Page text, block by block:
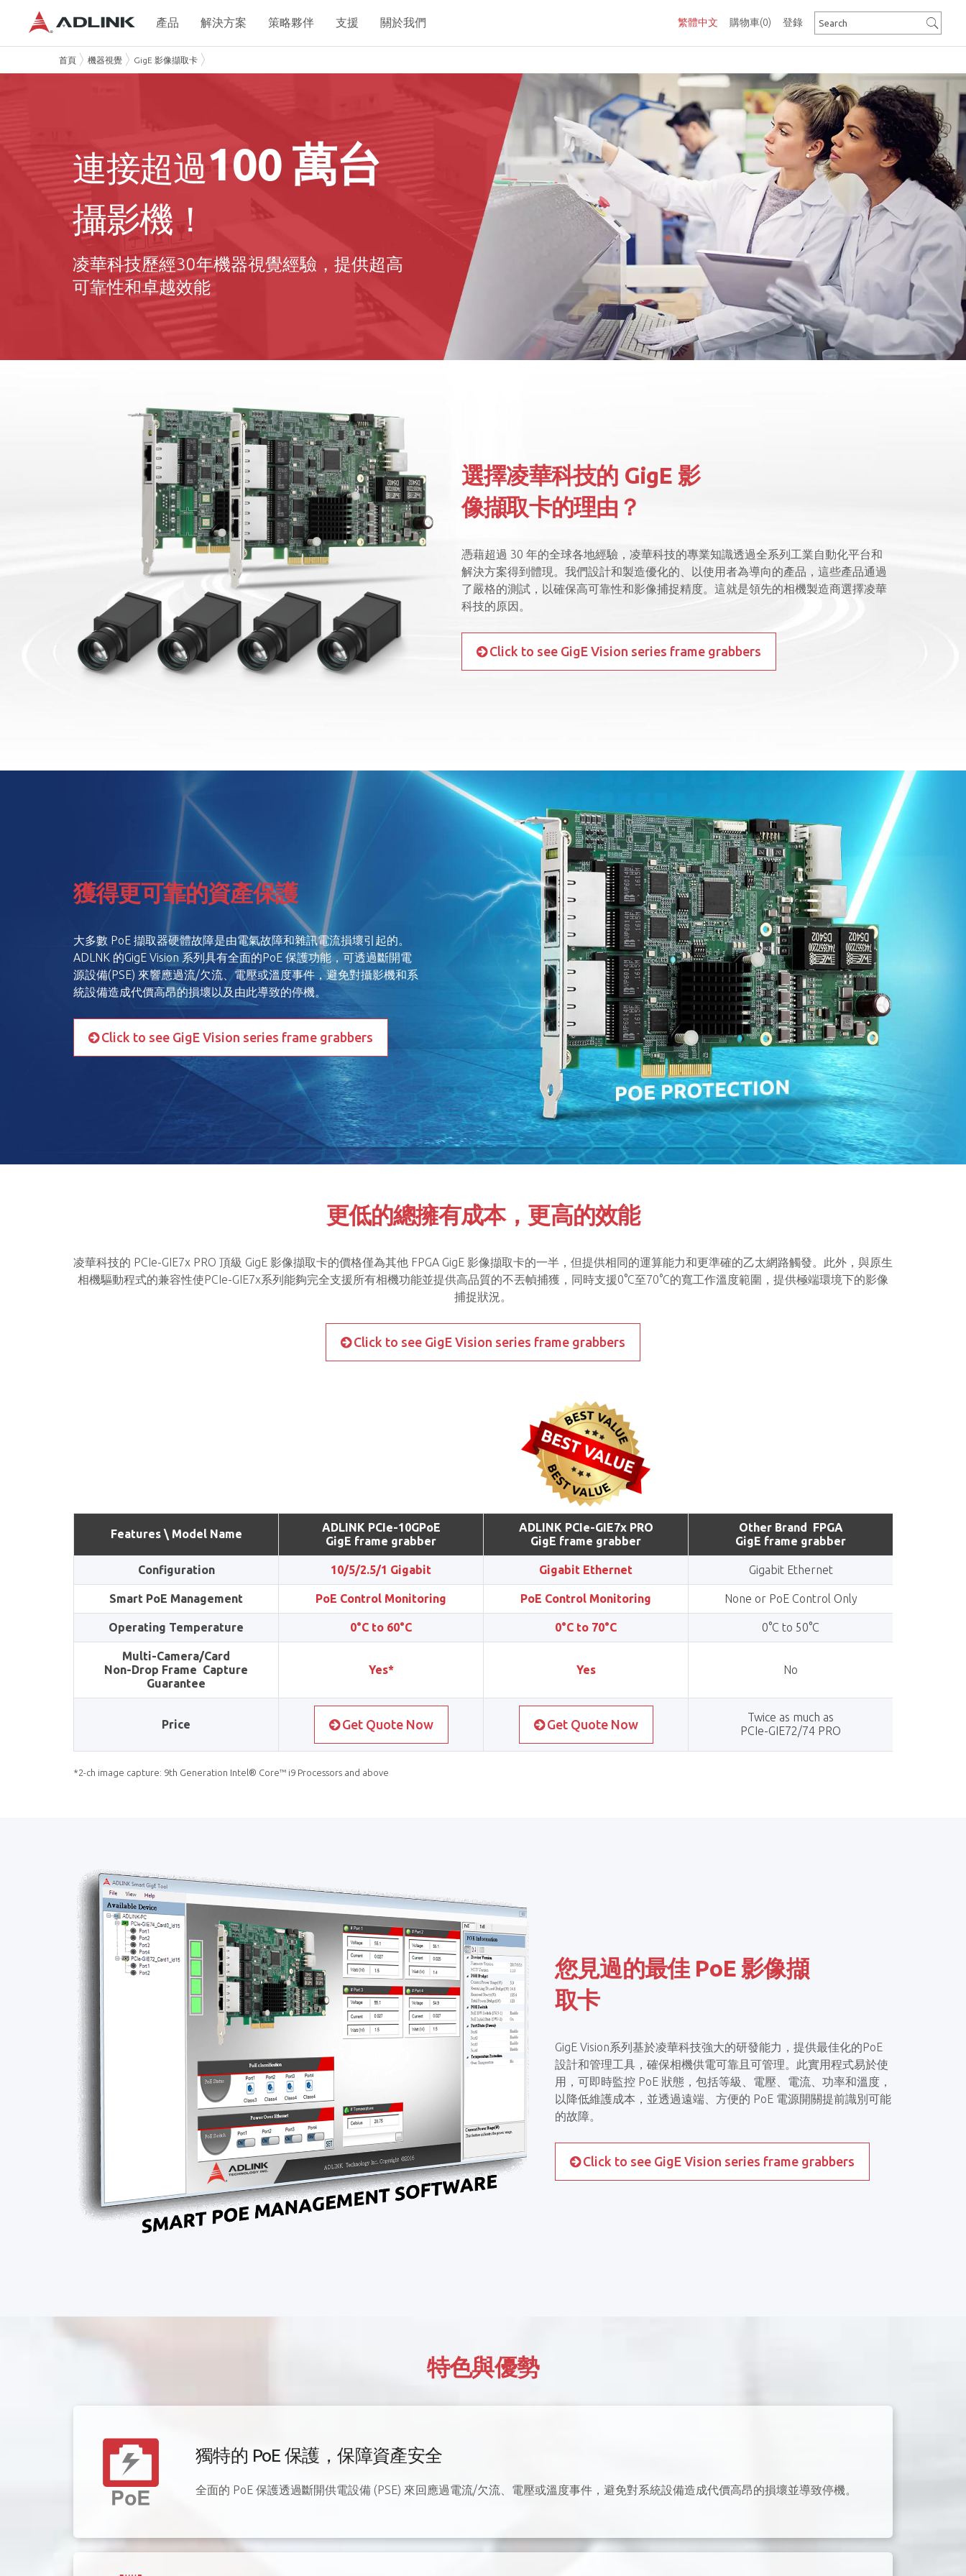
購物車(0)
繁體中文 登錄
產品 解決方案 策略夥伴 支援 關於我們
首頁 機器視覺 GigE 影像擷取卡
連接超過100 萬台
攝影機！
凌華科技歷經30年機器視覺經驗，提供超高
可靠性和卓越效能
選擇凌華科技的 GigE 影
像擷取卡的理由？
憑藉超過 30 年的全球各地經驗，凌華科技的專業知識透過全系列工業自動化平台和
解決方案得到體現。我們設計和製造優化的、以使用者為導向的產品，這些產品通過
了嚴格的測試，以確保高可靠性和影像捕捉精度。這就是領先的相機製造商選擇凌華
科技的原因。
Click to see GigE Vision series frame grabbers
獲得更可靠的資產保護
大多數 PoE 擷取器硬體故障是由電氣故障和雜訊電流損壞引起的。
ADLNK 的GigE Vision 系列具有全面的PoE 保護功能，可透過斷開電
源設備(PSE) 來響應過流/欠流、電壓或溫度事件，避免對攝影機和系
統設備造成代價高昂的損壞以及由此導致的停機。
Click to see GigE Vision series frame grabbers
更低的總擁有成本，更高的效能
凌華科技的 PCIe-GIE7x PRO 頂級 GigE 影像擷取卡的價格僅為其他 FPGA GigE 影像擷取卡的一半，但提供相同的運算能力和更準確的乙太網路觸發。此外，與原生
相機驅動程式的兼容性使PCIe-GIE7x系列能夠完全支援所有相機功能並提供高品質的不丟幀捕獲，同時支援0°C至70°C的寬工作溫度範圍，提供極端環境下的影像
捕捉狀況。
Click to see GigE Vision series frame grabbers
Features \ Model Name
ADLINK PCIe-10GPoE
GigE frame grabber
ADLINK PCIe-GIE7x PRO
GigE frame grabber
Other Brand FPGA
GigE frame grabber
Configuration 10/5/2.5/1 Gigabit Gigabit Ethernet Gigabit Ethernet
Smart PoE Management PoE Control Monitoring PoE Control Monitoring None or PoE Control Only
Operating Temperature 0°C to 60°C 0°C to 70°C 0°C to 50°C
Multi-Camera/Card
Non-Drop Frame Capture
Guarantee
Yes* Yes No
Price Get Quote Now Get Quote Now
Twice as much as
PCIe-GIE72/74 PRO
*2-ch image capture: 9th Generation Intel® Core™ i9 Processors and above
您見過的最佳 PoE 影像擷
取卡
GigE Vision系列基於凌華科技強大的研發能力，提供最佳化的PoE
設計和管理工具，確保相機供電可靠且可管理。此實用程式易於使
用，可即時監控 PoE 狀態，包括等級、電壓、電流、功率和溫度，
以降低維護成本，並透過遠端、方便的 PoE 電源開關提前識別可能
的故障。
Click to see GigE Vision series frame grabbers
特色與優勢
獨特的 PoE 保護，保障資產安全
全面的 PoE 保護透過斷開供電設備 (PSE) 來回應過電流/欠流、電壓或溫度事件，避免對系統設備造成代價高昂的損壞並導致停機。